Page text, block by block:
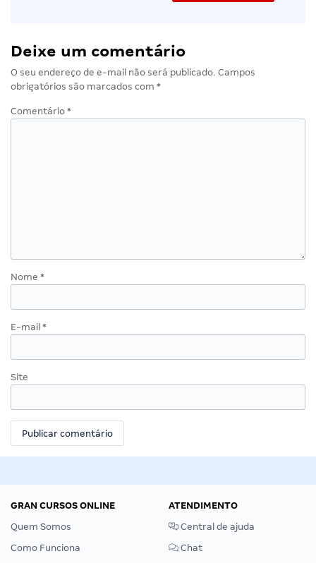
Deixe um comentário
O seu endereço de e-mail não será publicado. Campos
obrigatórios são marcados com *
Comentário *
Nome *
E-mail *
Site
GRAN CURSOS ONLINE
Quem Somos
Como Funciona
ATENDIMENTO
Central de ajuda
Chat